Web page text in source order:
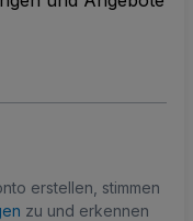
erstellen, stimmen
zu und erkennen